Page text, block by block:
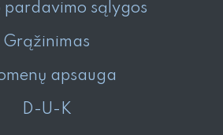
pardavimo sąlygos
Grąžinimas
apsauga
D-U-K